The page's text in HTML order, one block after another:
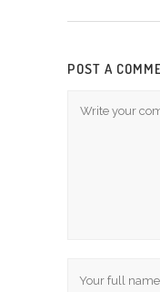
POST A